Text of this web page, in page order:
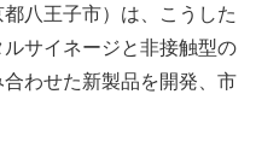
都八王子市）は、こうした
サイネージと非接触型の
わせた新製品を開発、市